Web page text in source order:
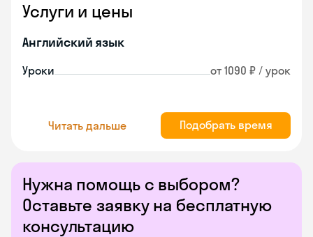
Нужна помощь с выбором?
Оставьте заявку на бесплатную
консультацию
Услуги и цены
Английский язык
Уроки от 1090 ₽ / урок
Читать дальше Подобрать время